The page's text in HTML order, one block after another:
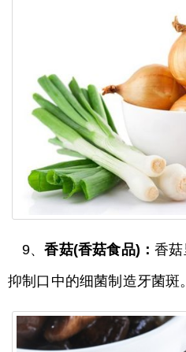
9、香菇(香菇食品)：香
抑制口中的细菌制造牙菌斑。